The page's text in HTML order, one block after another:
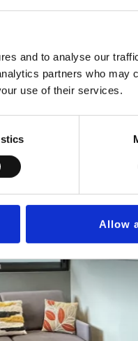
and to analyse our
partners who may
use of their services.
Allow
du Bourget.